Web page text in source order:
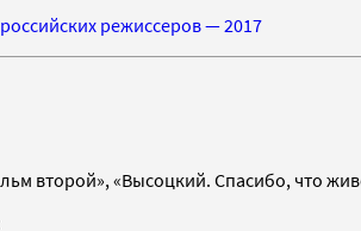
режиссеров — 2017
второй», «Высоцкий. Спасибо, что